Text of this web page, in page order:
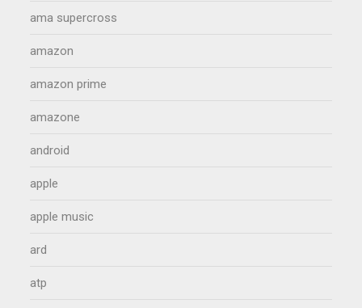
ama supercross
amazon
amazon prime
amazone
android
apple
apple music
ard
atp